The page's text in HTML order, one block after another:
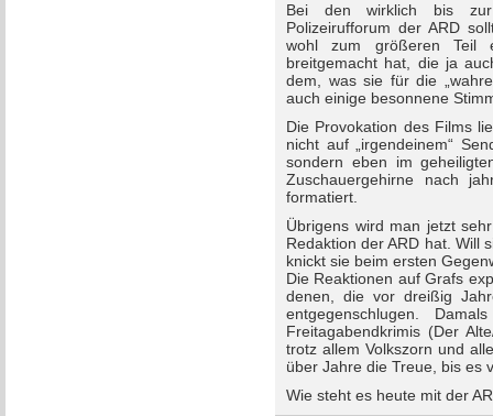
Bei den wirklich bis zur
Polizeirufforum der ARD
wohl zum größeren Teil
breitgemacht hat, die ja
dem, was sie für die
auch einige besonnene
Die Provokation des Films
nicht auf „irgendeinem“
sondern eben im
Zuschauergehirne nach
formatiert.
Übrigens wird man jetzt
Redaktion der ARD hat. Will
knickt sie beim ersten
Die Reaktionen auf Grafs
denen, die vor dreißig
entgegenschlugen.
Freitagabendkrimis (Der
trotz allem Volkszorn und
über Jahre die Treue, bis es
Wie steht es heute mit der